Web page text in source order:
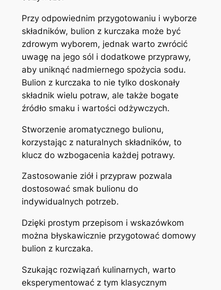
Przy odpowiednim przygotowaniu i wyborze
składników, bulion z kurczaka może być
zdrowym wyborem, jednak warto zwrócić
uwagę na jego sól i dodatkowe przyprawy,
aby uniknąć nadmiernego spożycia sodu.
Bulion z kurczaka to nie tylko doskonały
składnik wielu potraw, ale także bogate
źródło smaku i wartości odżywczych.
Stworzenie aromatycznego bulionu,
korzystając z naturalnych składników, to
klucz do wzbogacenia każdej potrawy.
Zastosowanie ziół i przypraw pozwala
dostosować smak bulionu do
indywidualnych potrzeb.
Dzięki prostym przepisom i wskazówkom
można błyskawicznie przygotować domowy
bulion z kurczaka.
Szukając rozwiązań kulinarnych, warto
eksperymentować z tym klasycznym